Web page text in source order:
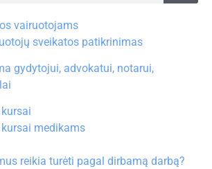
vairuotojams
sveikatos patikrinimas
gydytojui, advokatui, notarui,
medikams
reikia turėti pagal dirbamą darbą?